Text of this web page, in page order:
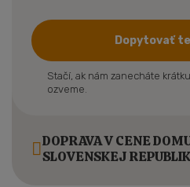
Dopytovať
Stačí, ak nám zanecháte
ozveme.
DOPRAVA V CENE
SLOVENSKEJ